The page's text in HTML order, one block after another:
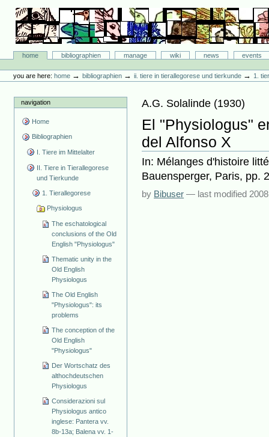
content.
navigation
Bibliographie-Portal
Sectionshome bibliographien manage wiki news
events
tools
you are here: home →bibliographien →ii. tiere in tierallegorese und tierkunde →1.
navigation
Home
Bibliographien
I. Tiere im Mittelalter
II. Tiere in Tierallegorese
und Tierkunde
1. Tierallegorese
Physiologus
The eschatological
conclusions of the Old
English "Physiologus"
Thematic unity in the
Old English
Physiologus
The Old English
"Physiologus": its
problems
The conception of the
Old English
"Physiologus"
Der Wortschatz des
althochdeutschen
Physiologus
Considerazioni sul
Physiologus antico
inglese: Pantera vv.
8b-13a; Balena vv. 1-
A.G. Solalinde (1930)
El "Physiologus"
del Alfonso X
In: Mélanges d'histoire
Bauensperger, Paris, pp.
by Bibuser — last modified